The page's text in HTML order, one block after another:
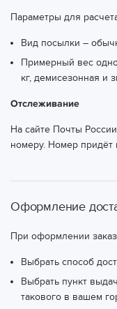
Параметры для
Вид посылки –
Примерный вес
кг, демисезонная и
Отслеживание
На сайте Почты
номеру. Номер придёт
Оформление
При оформлении
Выбрать способ
Выбрать пункт
такового в вашем